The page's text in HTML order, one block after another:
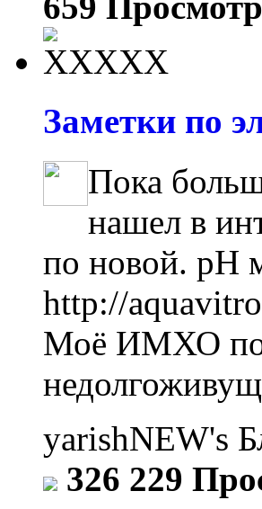
Заметки по
Пока
нашел в
по новой. pH
http://
Моё ИМХО по
yarishNEW's
326 229